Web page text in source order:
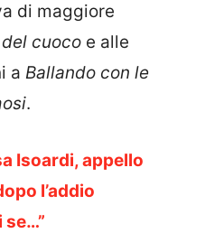
di maggiore
cuoco e alle
a Ballando con le
.
Isoardi, appello
l’addio
se…”